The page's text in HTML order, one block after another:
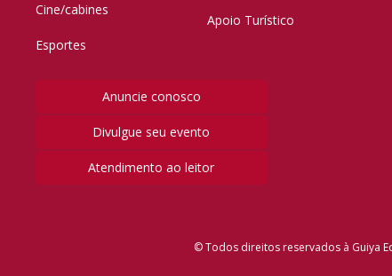
Cine/cabines
Esportes
Apoio Turístico
Anuncie conosco
Divulgue seu evento
Atendimento ao leitor
© Todos direitos reservados à Guiya